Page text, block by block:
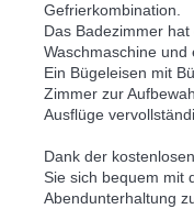
Gefrierkombination.
Das Badezimmer
Waschmaschine
Ein Bügeleisen mit
Zimmer zur
Ausflüge
Dank der
Sie sich bequem mit
Abendunterhaltung